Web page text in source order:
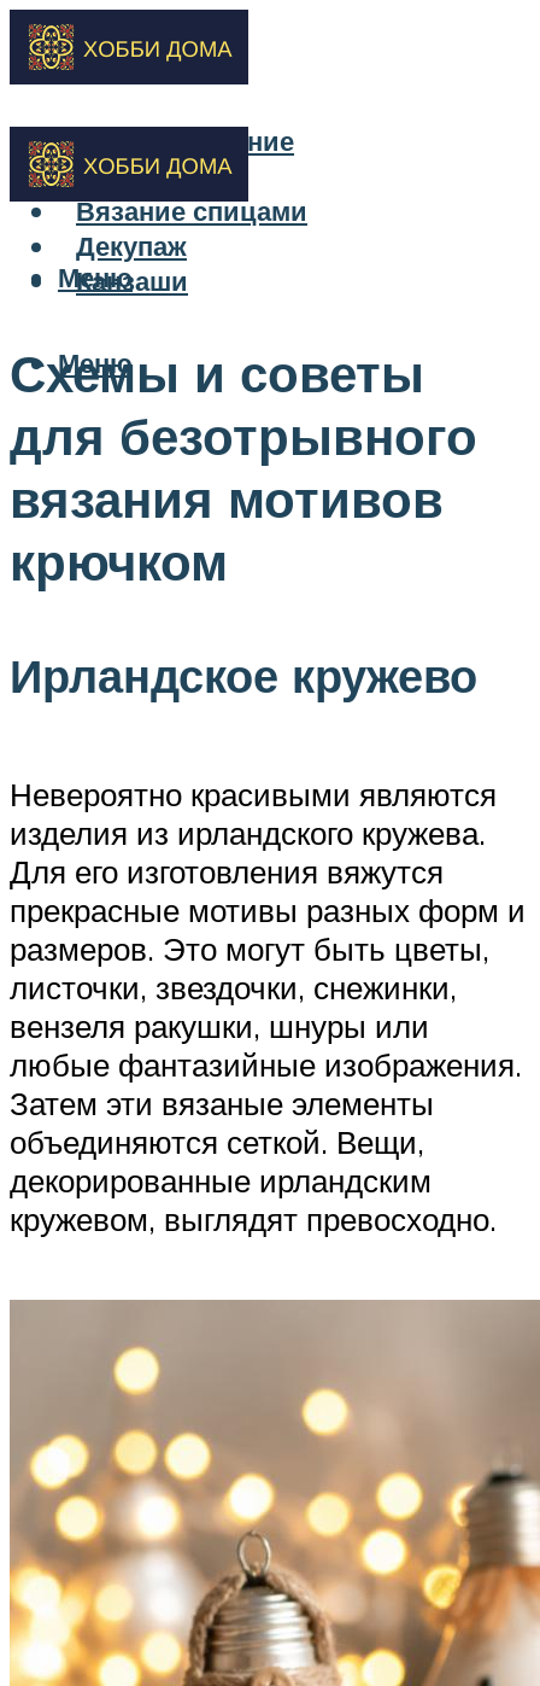
Бисероплетение
Вышивка
Вязание спицами
Декупаж
Канзаши
Меню
Меню
Схемы и советы
для безотрывного
вязания мотивов
крючком
Ирландское кружево
Невероятно красивыми являются
изделия из ирландского кружева.
Для его изготовления вяжутся
прекрасные мотивы разных форм и
размеров. Это могут быть цветы,
листочки, звездочки, снежинки,
вензеля ракушки, шнуры или
любые фантазийные изображения.
Затем эти вязаные элементы
объединяются сеткой. Вещи,
декорированные ирландским
кружевом, выглядят превосходно.